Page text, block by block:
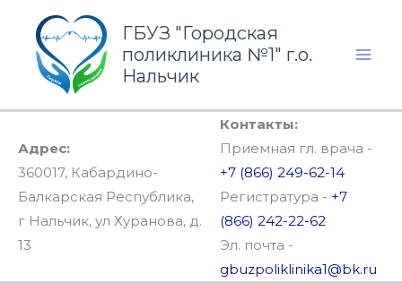
Перейти
содержимому
ГБУЗ "Городская
поликлиника №1" г.о.
Нальчик
Адрес:
360017, Кабардино-
Балкарская Республика,
г Нальчик, ул Хуранова, д.
13
Контакты:
Приемная гл. врача -
+7 (866) 249-62-14
Регистратура - +7
(866) 242-22-62
Эл. почта -
gbuzpoliklinika1@bk.ru